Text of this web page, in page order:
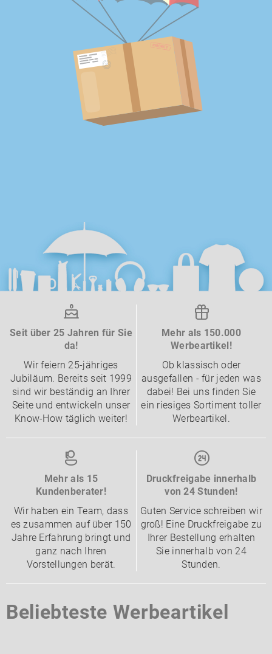
Seit über 25 Jahren für Sie
da!
Wir feiern 25-jähriges
Jubiläum. Bereits seit 1999
sind wir beständig an Ihrer
Seite und entwickeln unser
Know-How täglich weiter!
Mehr als 150.000
Werbeartikel!
Ob klassisch oder
ausgefallen - für jeden was
dabei! Bei uns finden Sie
ein riesiges Sortiment toller
Werbeartikel.
Mehr als 15
Kundenberater!
Wir haben ein Team, dass
es zusammen auf über 150
Jahre Erfahrung bringt und
ganz nach Ihren
Vorstellungen berät.
Druckfreigabe innerhalb
von 24 Stunden!
Guten Service schreiben wir
groß! Eine Druckfreigabe zu
Ihrer Bestellung erhalten
Sie innerhalb von 24
Stunden.
Beliebteste Werbeartikel